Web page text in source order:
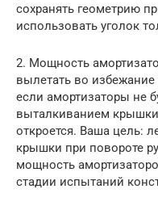
сохранять геометрию
использовать уголок
2. Мощность
вылетать во избежание
если амортизаторы не
выталкиванием
откроется. Ваша цель:
крышки при повороте
мощность
стадии испытаний